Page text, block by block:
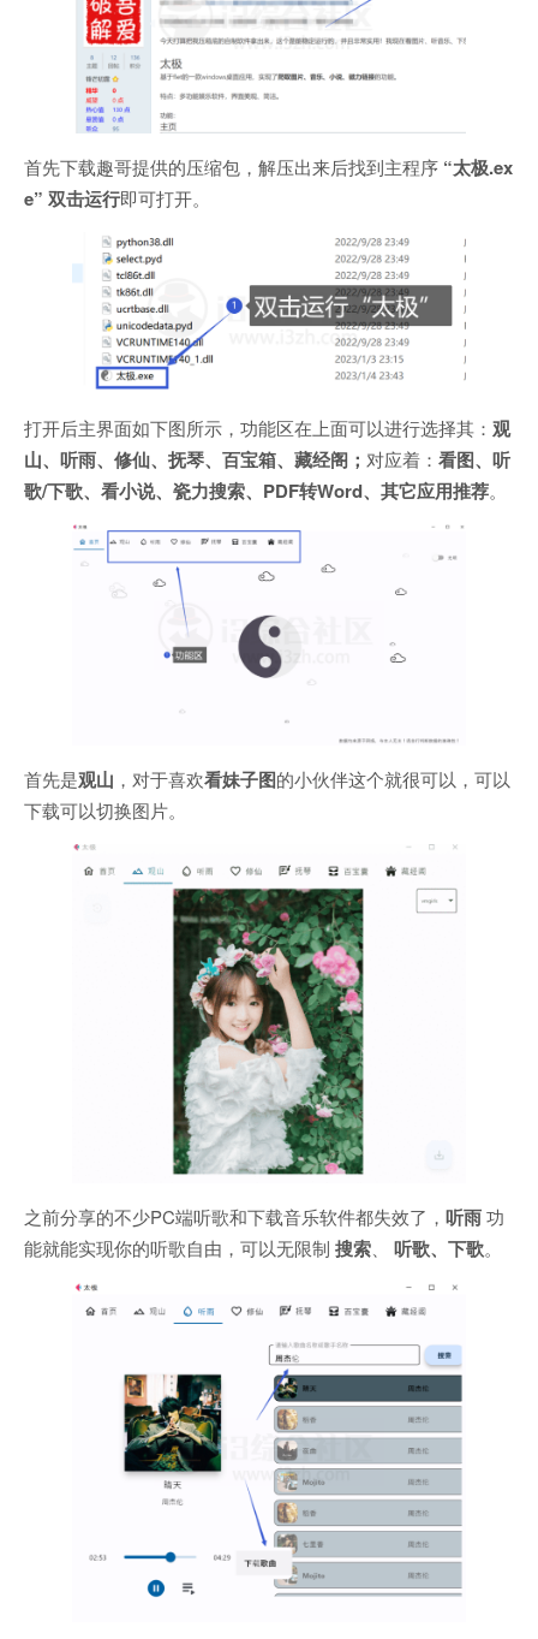
首先下载趣哥提供的压缩包，解压出来后找到主程序 “太极.ex
e” 双击运行即可打开。
打开后主界面如下图所示，功能区在上面可以进行选择其： 观
山、听雨、修仙、抚琴、百宝箱、藏经阁； 对应着： 看图、听
歌/下歌、看小说、瓷力搜索、PDF转Word、其它应用推荐。
首先是观山 ，对于喜欢看妹子图的小伙伴这个就很可以，可以
下载可以切换图片。
之前分享的不少PC端听歌和下载音乐软件都失效了， 听雨功
能就能实现你的听歌自由，可以无限制 搜索 听歌、下歌。